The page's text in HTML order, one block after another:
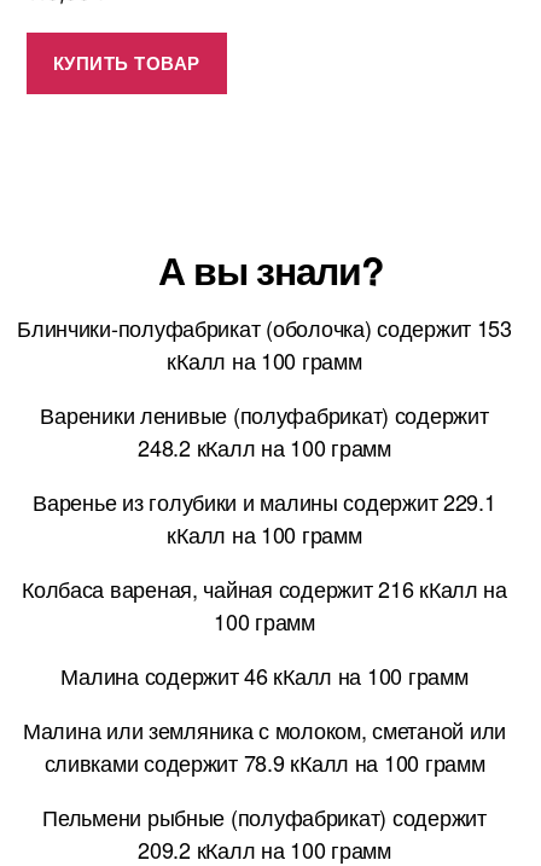
КУПИТЬ ТОВАР
А вы знали?
Блинчики-полуфабрикат (оболочка) содержит 153
кКалл на 100 грамм
Вареники ленивые (полуфабрикат) содержит
248.2 кКалл на 100 грамм
Варенье из голубики и малины содержит 229.1
кКалл на 100 грамм
Колбаса вареная, чайная содержит 216 кКалл на
100 грамм
Малина содержит 46 кКалл на 100 грамм
Малина или земляника с молоком, сметаной или
сливками содержит 78.9 кКалл на 100 грамм
Пельмени рыбные (полуфабрикат) содержит
209.2 кКалл на 100 грамм